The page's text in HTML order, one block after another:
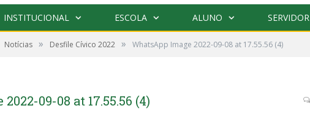
INSTITUCIONAL ESCOLA ALUNO SERVIDOR
Notícias » Desfile Cívico 2022 » WhatsApp Image 2022-09-08 at 17.55.56 (4)
09-08 at 17.55.56 (4)